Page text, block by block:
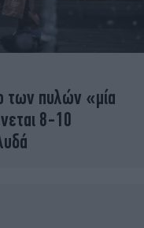
των πυλών «μία
8-10